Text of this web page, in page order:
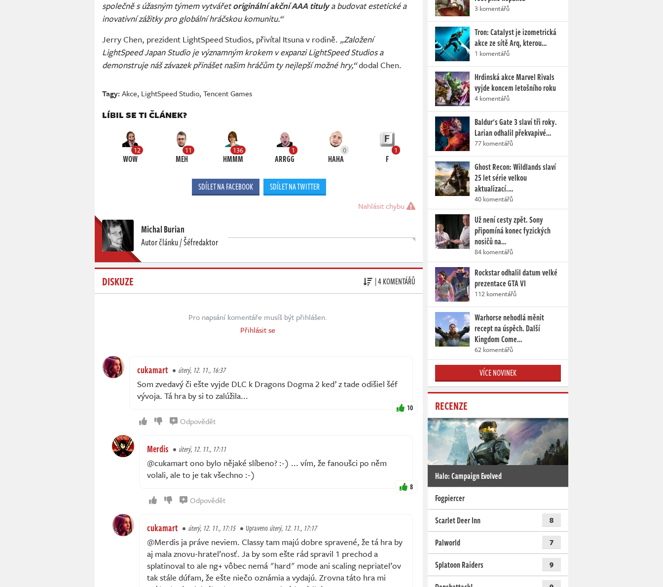
společně s úžasným týmem vytvářetoriginální akční AAA titulya budovat estetické a
inovativní zážitky pro globální hráčskou komunitu.“
Jerry Chen, prezident LightSpeed Studios, přivítal Itsuna v rodině. „Založení
LightSpeed ​​Japan Studio je významným krokem v expanzi LightSpeed ​​Studios a
demonstruje náš závazek přinášet našim hráčům ty nejlepší možné hry,“dodal Chen.
Tagy:Akce, LightSpeed Studio,Tencent Games
LÍBIL SE TI ČLÁNEK?
12
WOW
11
MEH
136
HMMM
1
ARRGG
0
HAHA
1
F
SDÍLET NA FACEBOOK SDÍLET NA TWITTER
Nahlásit chybu
Michal Burian
Autor článku / Šéfredaktor
DISKUZE | 4 KOMENTÁŘŮ
Pro napsání komentáře musíš být přihlášen.
Přihlásit se
cukamart úterý, 12. 11., 16:37
Som zvedavý či ešte vyjde DLC k Dragons Dogma 2 keď z tade odišiel šéf
vývoja. Tá hra by si to zalúžila...
10
Odpovědět
Merdis úterý, 12. 11., 17:11
@cukamart ono bylo nějaké slíbeno? :⁠-⁠) ... vím, že fanoušci po něm
volali, ale to je tak všechno :⁠-⁠)
8
Odpovědět
cukamart úterý, 12. 11., 17:15 Upravenoúterý, 12. 11., 17:17
@Merdis ja práve neviem. Classy tam majú dobre spravené, že tá hra by
aj mala znovu-hrateľnosť. Ja by som ešte rád spravil 1 prechod a
splatinoval to ale ng+ vôbec nemá "hard" mode ani scaling nepriateľov
tak stále dúfam, že ešte niečo oznámia a vydajú. Zrovna táto hra mi
3 komentářů
Tron: Catalyst je izometrická
akce ze sítě Arq, kterou…
1 komentářů
Hrdinská akce Marvel Rivals
vyjde koncem letošního roku
4 komentářů
Baldur's Gate 3 slaví tři roky.
Larian odhalil překvapivé…
77 komentářů
Ghost Recon: Wildlands slaví
25 let série velkou
aktualizací.…
40 komentářů
Už není cesty zpět. Sony
připomíná konec fyzických
nosičů na…
84 komentářů
Rockstar odhalil datum velké
prezentace GTA VI
112 komentářů
Warhorse nehodlá měnit
recept na úspěch. Další
Kingdom Come…
62 komentářů
VÍCE NOVINEK
RECENZE
Halo: Campaign Evolved
Fogpiercer
Scarlet Deer Inn
8
Palworld 7
Splatoon Raiders 9